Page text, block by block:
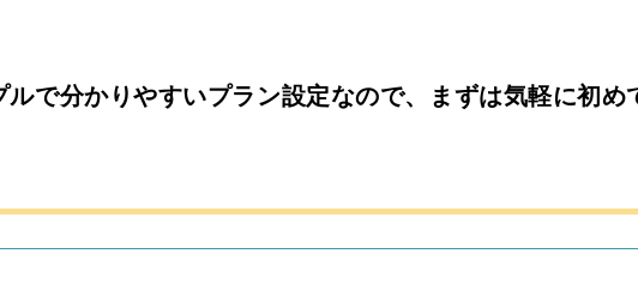
で分かりやすいプラン設定なので、まずは気軽に初め